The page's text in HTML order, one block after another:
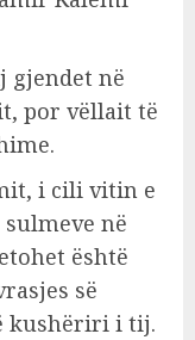
gjendet në
por vëllait të
i cili vitin e
në
është
së
kushëriri i tij.